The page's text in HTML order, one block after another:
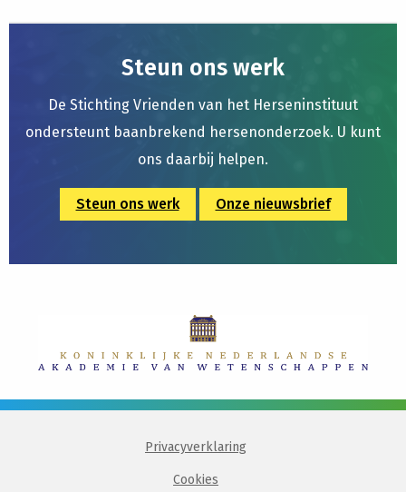
Steun ons werk
De Stichting Vrienden van het Herseninstituut
ondersteunt baanbrekend hersenonderzoek. U kunt
ons daarbij helpen.
Steun ons werk Onze nieuwsbrief
Privacyverklaring
Cookies